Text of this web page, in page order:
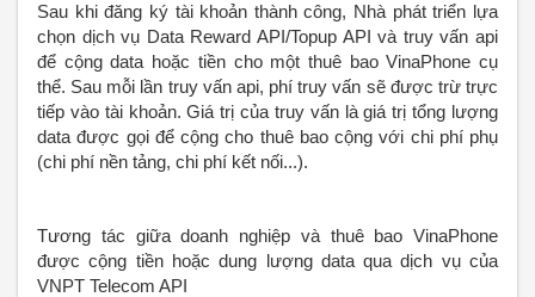
Sau khi đăng ký tài khoản thành công, Nhà phát triển lựa
chọn dịch vụ Data Reward API/Topup API và truy vấn api
để cộng data hoặc tiền cho một thuê bao VinaPhone cụ
thể. Sau mỗi lần truy vấn api, phí truy vấn sẽ được trừ trực
tiếp vào tài khoản. Giá trị của truy vấn là giá trị tổng lượng
data được gọi để cộng cho thuê bao cộng với chi phí phụ
(chi phí nền tảng, chi phí kết nối...).
Tương tác giữa doanh nghiệp và thuê bao VinaPhone
được cộng tiền hoặc dung lượng data qua dịch vụ của
VNPT Telecom API